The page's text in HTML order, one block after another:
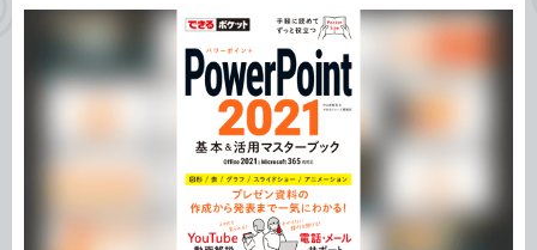
カ
ゴ
リ
グ